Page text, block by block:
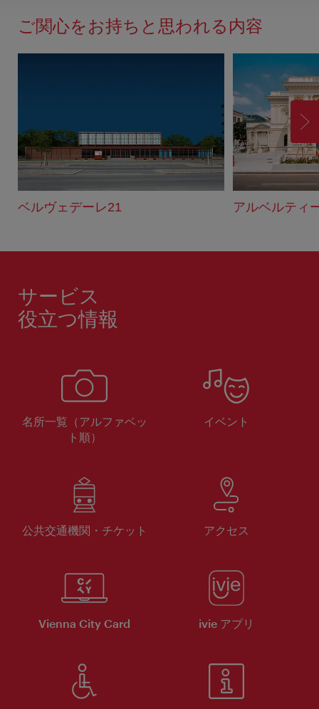
ド
ご関心をお持ちと思われる内容
ベルヴェデーレ21 アルベルティ
進
む
サービス
役立つ情報
名所一覧（アルファベッ
ト順）
イベント
公共交通機関・チケット アクセス
Vienna City Card ivie アプリ